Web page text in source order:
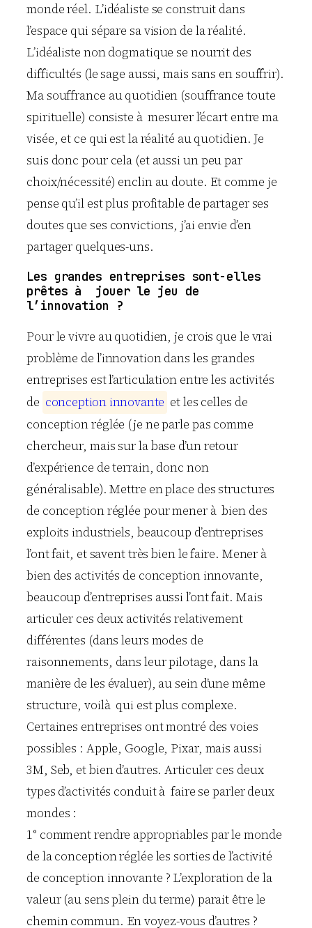
monde réel. L’idéaliste se construit dans
l’espace qui sépare sa vision de la réalité.
L’idéaliste non dogmatique se nourrit des
difficultés (le sage aussi, mais sans en souffrir).
Ma souffrance au quotidien (souffrance toute
spirituelle) consiste à mesurer l’écart entre ma
visée, et ce qui est la réalité au quotidien. Je
suis donc pour cela (et aussi un peu par
choix/nécessité) enclin au doute. Et comme je
pense qu’il est plus profitable de partager ses
doutes que ses convictions, j’ai envie d’en
partager quelques-uns.
Les grandes entreprises sont-elles
prêtes à jouer le jeu de
l’innovation ?
Pour le vivre au quotidien, je crois que le vrai
problème de l’innovation dans les grandes
entreprises est l’articulation entre les activités
de conception innovante et les celles de
conception réglée (je ne parle pas comme
chercheur, mais sur la base d’un retour
d’expérience de terrain, donc non
généralisable). Mettre en place des structures
de conception réglée pour mener à bien des
exploits industriels, beaucoup d’entreprises
l’ont fait, et savent très bien le faire. Mener à
bien des activités de conception innovante,
beaucoup d’entreprises aussi l’ont fait. Mais
articuler ces deux activités relativement
différentes (dans leurs modes de
raisonnements, dans leur pilotage, dans la
manière de les évaluer), au sein d’une même
structure, voilà qui est plus complexe.
Certaines entreprises ont montré des voies
possibles : Apple, Google, Pixar, mais aussi
3M, Seb, et bien d’autres. Articuler ces deux
types d’activités conduit à faire se parler deux
mondes :
1° comment rendre appropriables par le monde
de la conception réglée les sorties de l’activité
de conception innovante ? L’exploration de la
valeur (au sens plein du terme) parait être le
chemin commun. En voyez-vous d’autres ?